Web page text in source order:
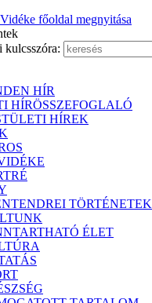
kulcsszóra:
HÍR
HÍRÖSSZEFOGLALÓ
HÍREK
TÖRTÉNETEK
ÉLET